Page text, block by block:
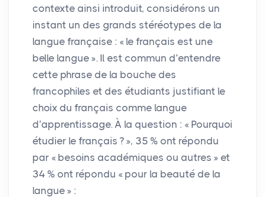
contexte ainsi introduit, considérons un
instant un des grands stéréotypes de la
langue française : « le français est une
belle langue ». Il est commun d’entendre
cette phrase de la bouche des
francophiles et des étudiants justifiant le
choix du français comme langue
d’apprentissage. À la question : « Pourquoi
étudier le français ? », 35 % ont répondu
par « besoins académiques ou autres » et
34 % ont répondu « pour la beauté de la
langue » :